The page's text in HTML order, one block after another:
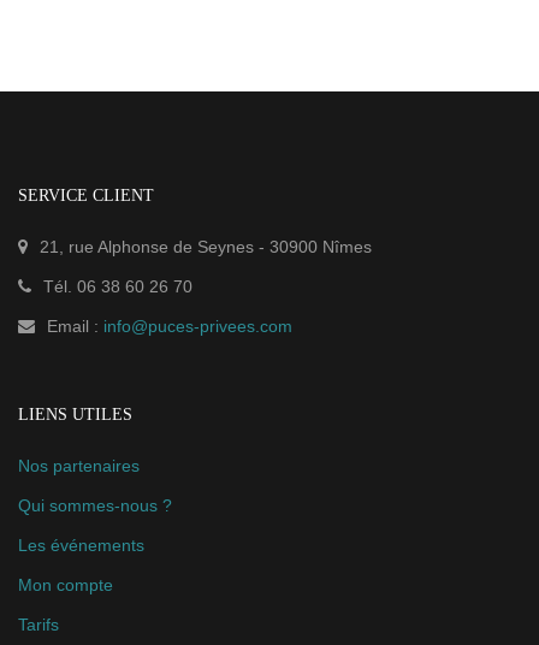
SERVICE CLIENT
21, rue Alphonse de Seynes - 30900 Nîmes
Tél. 06 38 60 26 70
Email : info@puces-privees.com
LIENS UTILES
Nos partenaires
Qui sommes-nous ?
Les événements
Mon compte
Tarifs